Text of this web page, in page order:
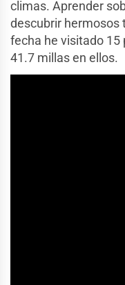
climas. Aprender
descubrir hermosos
fecha he visitado 15
41.7 millas en ellos.